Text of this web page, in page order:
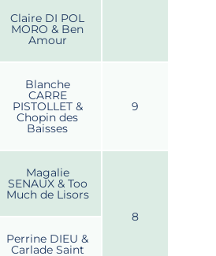
Claire DI POL
MORO & Ben
Amour
Blanche
CARRE
PISTOLLET &
Chopin des
Baisses
9
Magalie
SENAUX & Too
Much de Lisors
8
Perrine DIEU &
Carlade Saint